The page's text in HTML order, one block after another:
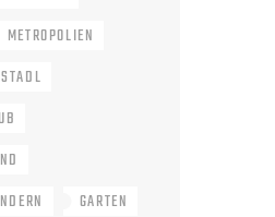
METROPOLIEN
GARTEN